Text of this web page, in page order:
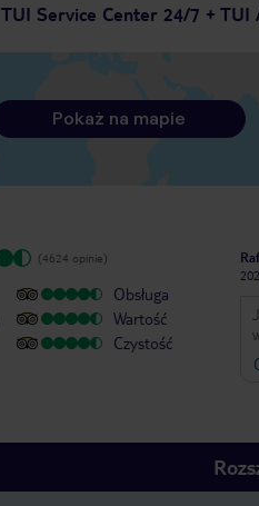
TUI Service Center 24/7 + TUI
Pokaż na mapie
(4624 opinie)
Obsługa
Wartość
Czystość